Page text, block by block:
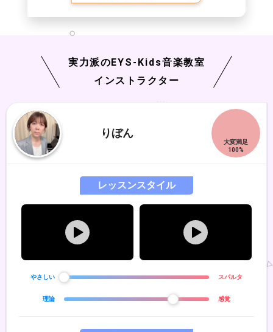
実力派のEYS-Kids音楽教室
インストラクター
りぼん
レッスンスタイル
やさしい スパルタ
理論 感覚